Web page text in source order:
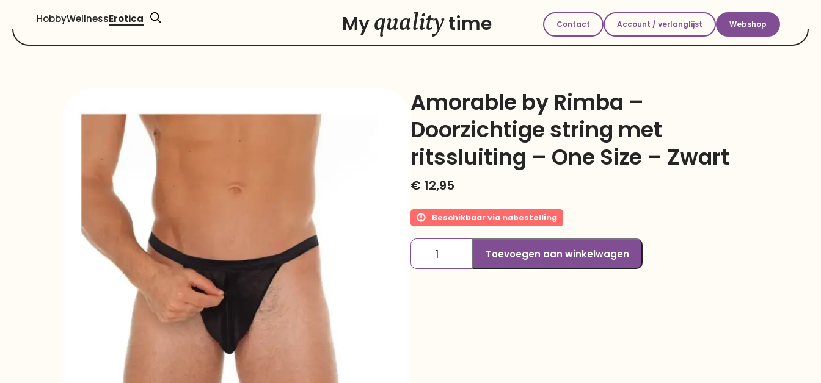
HobbyWellnessErotica My quality time Contact Account / verlanglijst Webshop
Amorable by Rimba –
Doorzichtige string met
ritssluiting – One Size – Zwart
€ 12,95
Beschikbaar via nabestelling
Toevoegen aan winkelwagen